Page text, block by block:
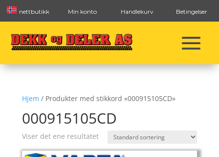
nettbutikk Min konto Handlekurv Betingelser
Hjem / Produkter med stikkord «000915105CD»
000915105CD
Viser det ene resultatet